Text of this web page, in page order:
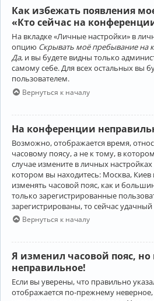
Как избежать появления
«Кто сейчас на
На вкладке «Личные настройки» в
опцию Скрывать моё пребывание на
Да, и вы будете видны только
самому себе. Для всех остальных вы
пользователем.
Вернуться к началу
На конференции
Возможно, отображается время,
часовому поясу, а не к тому, в
случае измените в личных
котором вы находитесь: Москва, Киев
изменять часовой пояс, как и
только зарегистрированные
зарегистрированы, то сейчас
Вернуться к началу
Я изменил часовой пояс, но
неправильное!
Если вы уверены, что правильно
отображается по-прежнему